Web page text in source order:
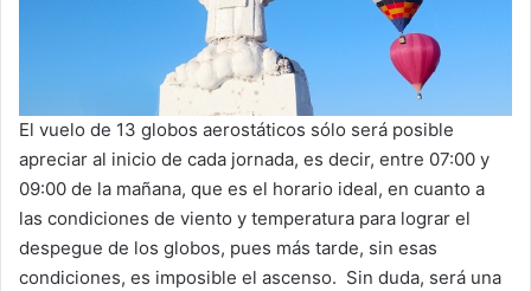
El vuelo de 13 globos aerostáticos sólo será posible
apreciar al inicio de cada jornada, es decir, entre 07:00 y
09:00 de la mañana, que es el horario ideal, en cuanto a
las condiciones de viento y temperatura para lograr el
despegue de los globos, pues más tarde, sin esas
condiciones, es imposible el ascenso. Sin duda, será una